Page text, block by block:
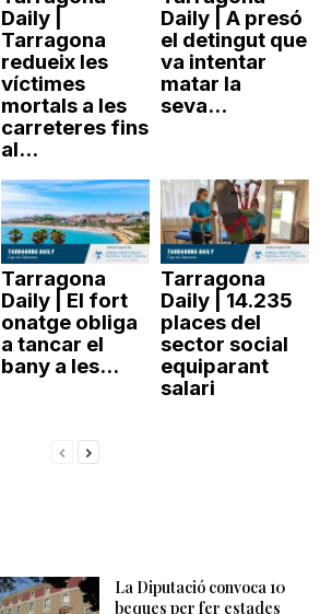
Daily |
Tarragona
redueix les
víctimes
mortals a les
carreteres fins
al...
Daily | A presó
el detingut que
va intentar
matar la
seva...
Tarragona
Daily | El fort
onatge obliga
a tancar el
bany a les...
Tarragona
Daily | 14.235
places del
sector social
equiparant
salari